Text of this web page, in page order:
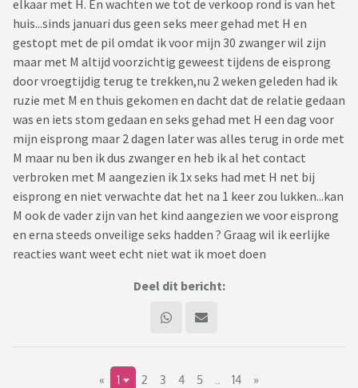
elkaar met H. En wachten we tot de verkoop rond is van het
huis...sinds januari dus geen seks meer gehad met H en
gestopt met de pil omdat ik voor mijn 30 zwanger wil zijn
maar met M altijd voorzichtig geweest tijdens de eisprong
door vroegtijdig terug te trekken,nu 2 weken geleden had ik
ruzie met M en thuis gekomen en dacht dat de relatie gedaan
was en iets stom gedaan en seks gehad met H een dag voor
mijn eisprong maar 2 dagen later was alles terug in orde met
M maar nu ben ik dus zwanger en heb ik al het contact
verbroken met M aangezien ik 1x seks had met H net bij
eisprong en niet verwachte dat het na 1 keer zou lukken...kan
M ook de vader zijn van het kind aangezien we voor eisprong
en erna steeds onveilige seks hadden ? Graag wil ik eerlijke
reacties want weet echt niet wat ik moet doen
Deel dit bericht:
« 1 2 3 4 5 14 »